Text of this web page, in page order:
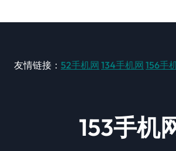
友情链接： 52手机网 134手机网 156手
153手机